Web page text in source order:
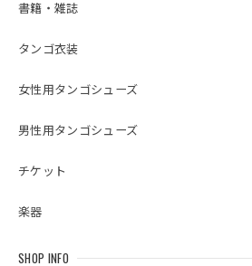
書籍・雑誌
タンゴ衣装
女性用タンゴシューズ
男性用タンゴシューズ
チケット
楽器
SHOP INFO